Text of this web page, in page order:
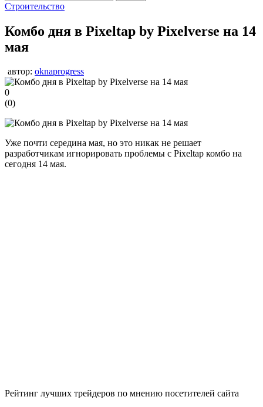
Опубликовано
Строительство
Комбо дня в Pixeltap by Pixelverse на 14
мая
автор: oknaprogress
0
(0)
Уже почти середина мая, но это никак не решает
разработчикам игнорировать проблемы с Pixeltap комбо на
сегодня 14 мая.
Рейтинг лучших трейдеров по мнению посетителей сайта